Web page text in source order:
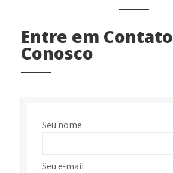
Entre em Contato
Conosco
Seu nome
Seu e-mail